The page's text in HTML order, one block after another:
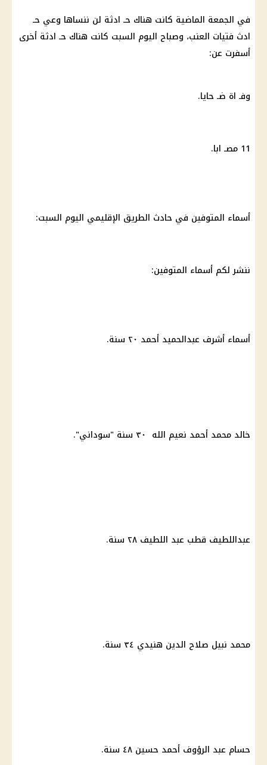
في الجمعة الماضية كانت هناك حـ ادثة لن ننساها وعي حـ
ادث فتيات العنب، وصباح اليوم السبت كانت هناك حـ ادثة أخرى
أسفرت عن:
وفـ اة ضـ حايا.
11 مصـ ابا.
أسماء المتوفين في حادث الطريق الإقليمي اليوم السبت:
ننشر لكم أسماء المتوفين:
أسماء أشرف عبدالحميد أحمد ٢٠ سنة.
خالد محمد أحمد نعيم الله ٣٠ سنة "سوداني".
عبداللطيف قطب عبد اللطيف ٢٨ سنة.
محمد نبيل صلاح الدين هنيدي ٣٤ سنة.
حسام عبد الرؤوف أحمد حسين ٤٨ سنة.